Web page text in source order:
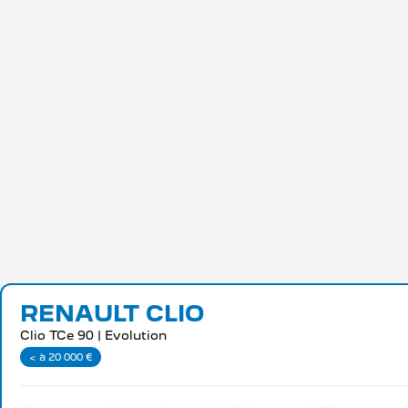
RENAULT CLIO
Clio TCe 90 | Evolution
< à 20 000 €